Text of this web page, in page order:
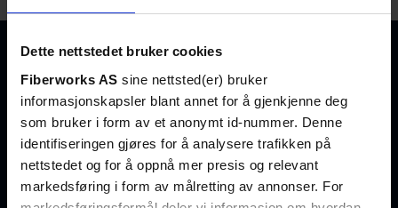
Dette nettstedet bruker cookies
Fiberworks AS sine nettsted(er) bruker
informasjonskapsler blant annet for å gjenkjenne deg
som bruker i form av et anonymt id-nummer. Denne
identifiseringen gjøres for å analysere trafikken på
nettstedet og for å oppnå mer presis og relevant
markedsføring i form av målretting av annonser. For
+47 23 03 53 30
salg@fiberworks.no
Hentepunkt og lager